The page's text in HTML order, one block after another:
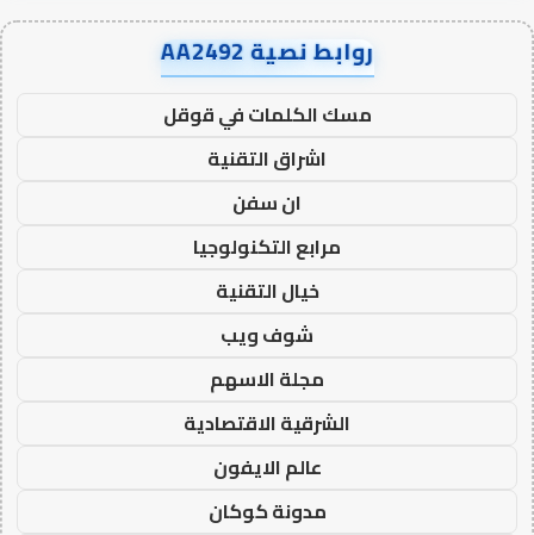
روابط نصية AA2492
مسك الكلمات في قوقل
اشراق التقنية
ان سفن
مرابع التكنولوجيا
خيال التقنية
شوف ويب
مجلة الاسهم
الشرقية الاقتصادية
عالم الايفون
مدونة كوكان